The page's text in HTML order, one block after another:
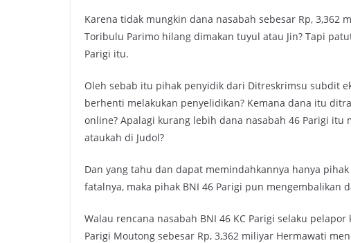
Karena tidak mungkin dana nasabah sebesar Rp,
Toribulu Parimo hilang dimakan tuyul atau Jin? Tapi
Parigi itu.
Oleh sebab itu pihak penyidik dari Ditreskrimsu subdit
berhenti melakukan penyelidikan? Kemana dana itu
online? Apalagi kurang lebih dana nasabah 46 Parigi
ataukah di Judol?
Dan yang tahu dan dapat memindahkannya hanya
fatalnya, maka pihak BNI 46 Parigi pun mengembalikan
Walau rencana nasabah BNI 46 KC Parigi selaku
Parigi Moutong sebesar Rp, 3,362 miliyar Hermawati